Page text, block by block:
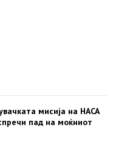
мисија на НАСА
пад на моќниот